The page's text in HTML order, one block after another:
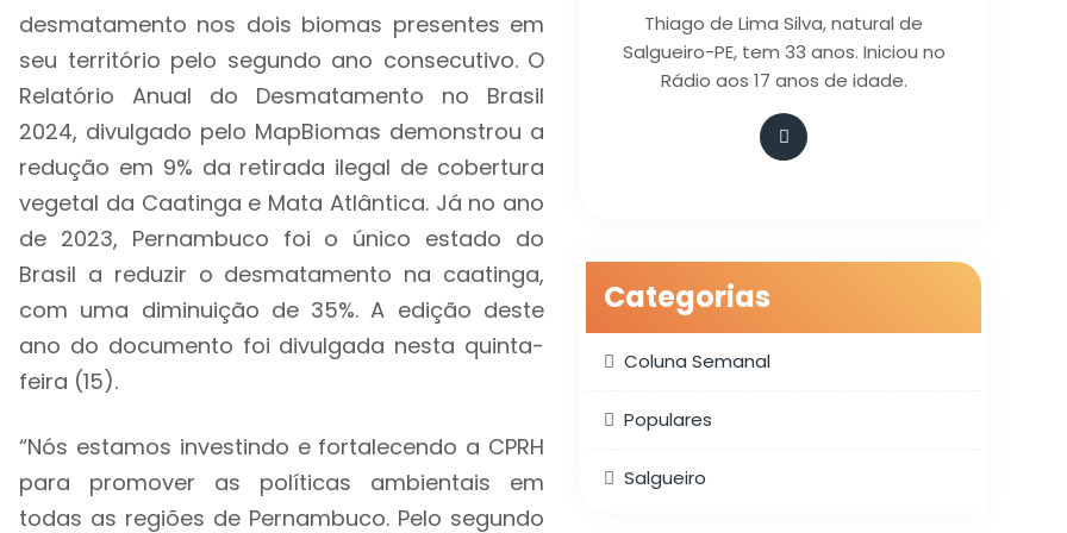
desmatamento nos dois biomas presentes em
seu território pelo segundo ano consecutivo. O
Relatório Anual do Desmatamento no Brasil
2024, divulgado pelo MapBiomas demonstrou a
redução em 9% da retirada ilegal de cobertura
vegetal da Caatinga e Mata Atlântica. Já no ano
de 2023, Pernambuco foi o único estado do
Brasil a reduzir o desmatamento na caatinga,
com uma diminuição de 35%. A edição deste
ano do documento foi divulgada nesta quinta-
feira (15).
“Nós estamos investindo e fortalecendo a CPRH
para promover as políticas ambientais em
todas as regiões de Pernambuco. Pelo segundo
Thiago de Lima Silva, natural de
Salgueiro-PE, tem 33 anos. Iniciou no
Rádio aos 17 anos de idade.
Categorias
Coluna Semanal
Populares
Salgueiro